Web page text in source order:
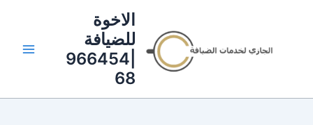
الاخوة
للضيافة
|966454
68